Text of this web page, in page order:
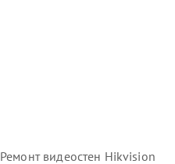
Ремонт видеостен Hikvision